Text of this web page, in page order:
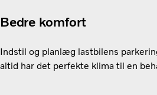
Bedre komfort
Indstil og planlæg lastbilens
altid har det perfekte klima til en